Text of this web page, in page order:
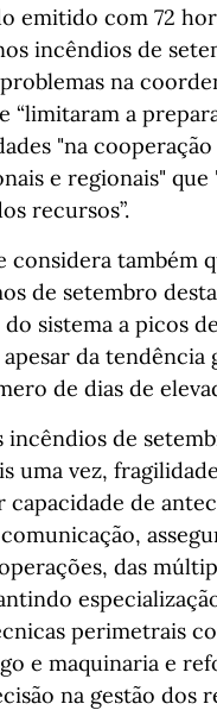
emitido com 72
incêndios de
na
“limitaram a
"na
e regionais"
recursos”.
considera também
de setembro
sistema a picos
da tendência
de dias de
incêndios de
uma vez,
capacidade de
das
perimetrais
e maquinaria e
na gestão dos